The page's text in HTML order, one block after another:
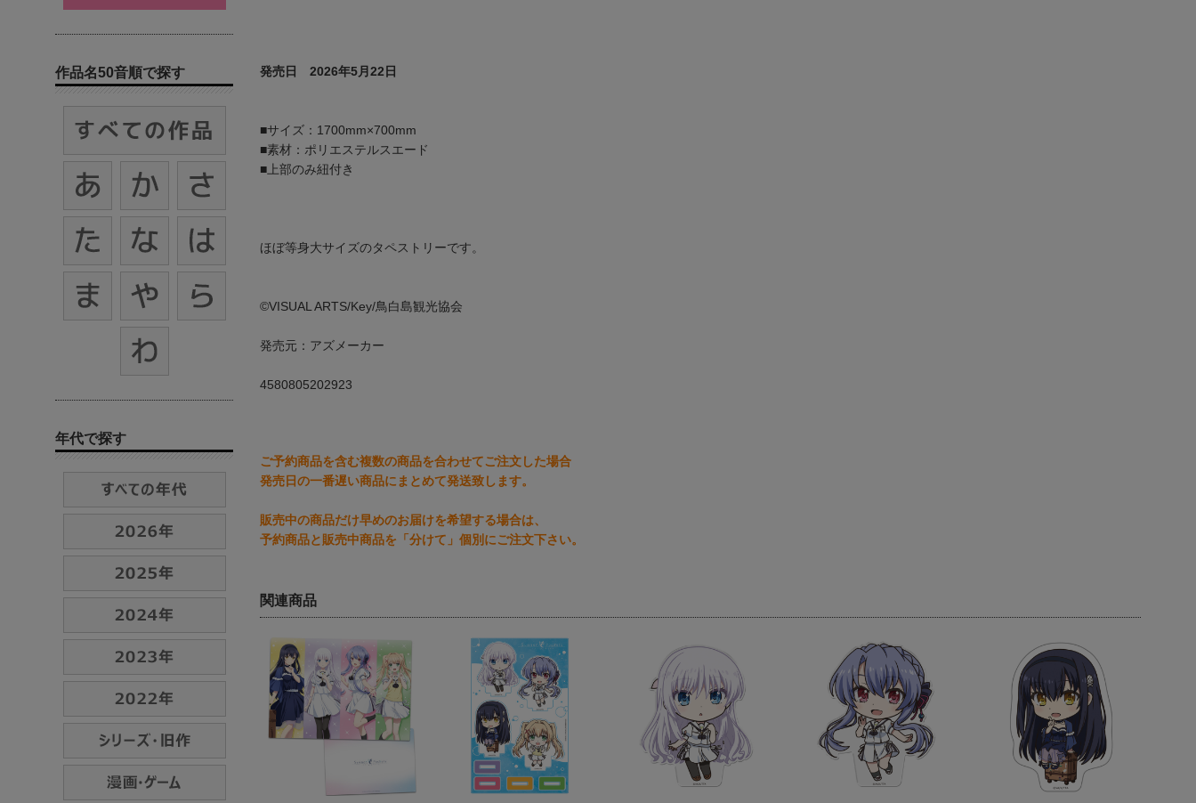
発売日 2026年5月22日
■サイズ：1700mm×700mm
■素材：ポリエステルスエード
■上部のみ紐付き
ほぼ等身大サイズのタペストリーです。
©VISUAL ARTS/Key/鳥白島観光協会
発売元：アズメーカー
4580805202923
ご予約商品を含む複数の商品を合わせてご注文した場合
発売日の一番遅い商品にまとめて発送致します。
販売中の商品だけ早めのお届けを希望する場合は、
予約商品と販売中商品を「分けて」個別にご注文下さい。
関連商品
作品名50音順で探す
年代で探す